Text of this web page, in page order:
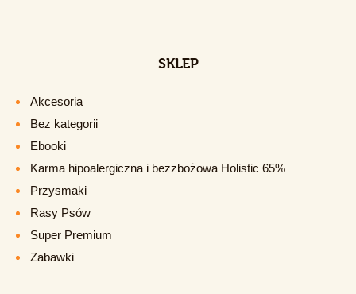
SKLEP
Akcesoria
Bez kategorii
Ebooki
Karma hipoalergiczna i bezzbożowa Holistic 65%
Przysmaki
Rasy Psów
Super Premium
Zabawki